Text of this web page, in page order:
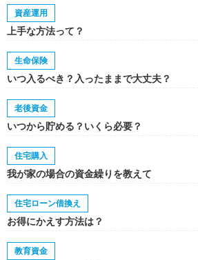
資産運用
上手な方法って？
生命保険
いつ入るべき？入ったままで大丈夫？
老後資金
いつから貯める？いくら必要？
住宅購入
我が家の場合の資金繰りを教えて
住宅ローン借換え
お得にかえす方法は？
教育資金